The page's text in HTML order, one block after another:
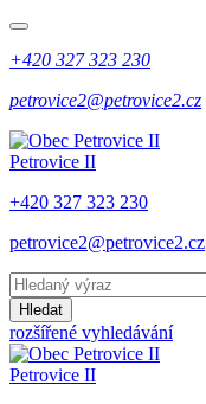
+420 327 323 230
petrovice2@petrovice2.cz
Petrovice II
+420 327 323 230
petrovice2@petrovice2.cz
Hledat
rozšířené vyhledávání
Petrovice II